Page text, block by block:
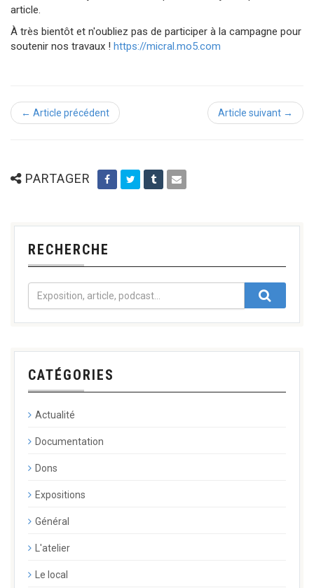
article.
À très bientôt et n'oubliez pas de participer à la campagne pour
soutenir nos travaux ! https://micral.mo5.com
← Article précédent Article suivant →
PARTAGER
RECHERCHE
CATÉGORIES
Actualité
Documentation
Dons
Expositions
Général
L'atelier
Le local